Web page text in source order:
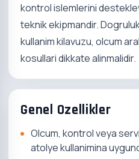
kontrol islemlerini
teknik ekipmandir.
kullanim kilavuzu, olcum
kosullari dikkate alinmalidir.
Genel Ozellikler
Olcum, kontrol veya
atolye kullanimina